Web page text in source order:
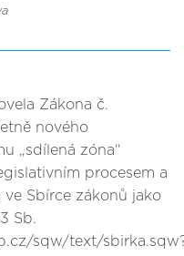
Zákona č.
nového
„sdílená zóna“
procesem a
ve Sbírce zákonů jako
Sb.
sqw/text/